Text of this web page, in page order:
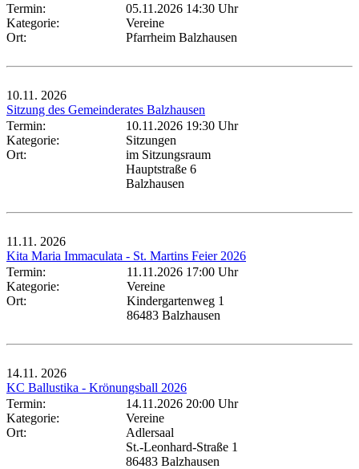
Termin:
05.11.2026 14:30 Uhr
Kategorie:
Vereine
Ort:
Pfarrheim Balzhausen
10.11. 2026
Sitzung des Gemeinderates Balzhausen
Termin:
10.11.2026 19:30 Uhr
Kategorie:
Sitzungen
Ort:
im Sitzungsraum
Hauptstraße 6
Balzhausen
11.11. 2026
Kita Maria Immaculata - St. Martins Feier 2026
Termin:
11.11.2026 17:00 Uhr
Kategorie:
Vereine
Ort:
Kindergartenweg 1
86483 Balzhausen
14.11. 2026
KC Ballustika - Krönungsball 2026
Termin:
14.11.2026 20:00 Uhr
Kategorie:
Vereine
Ort:
Adlersaal
St.-Leonhard-Straße 1
86483 Balzhausen